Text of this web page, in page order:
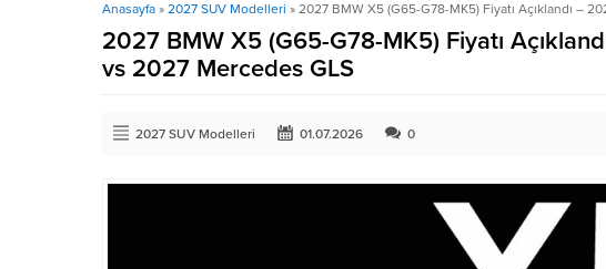
Anasayfa » 2027 SUV Modelleri » 2027 BMW X5 (G65-G78-MK5) Fiyatı Açıklandı –
2027 BMW X5 (G65-G78-MK5) Fiyatı
vs 2027 Mercedes GLS
2027 SUV Modelleri 01.07.2026 0